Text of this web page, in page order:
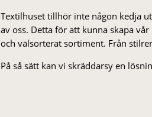
Textilhuset tillhör inte någon kedja
av oss. Detta för att kunna skapa
och välsorterat sor­ti­ment. Från
På så sätt kan vi skräddarsy en